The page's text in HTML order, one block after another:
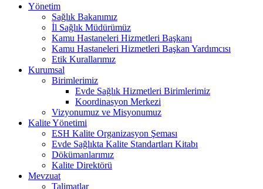
Yönetim
Sağlık Bakanımız
İl Sağlık Müdürümüz
Kamu Hastaneleri Hizmetleri Başkanı
Kamu Hastaneleri Hizmetleri Başkan Yardımcısı
Etik Kurallarımız
Kurumsal
Birimlerimiz
Evde Sağlık Hizmetleri Birimlerimiz
Koordinasyon Merkezi
Vizyonumuz ve Misyonumuz
Kalite Yönetimi
ESH Kalite Organizasyon Şeması
Evde Sağlıkta Kalite Standartları Kitabı
Dökümanlarımız
Kalite Direktörü
Mevzuat
Talimatlar